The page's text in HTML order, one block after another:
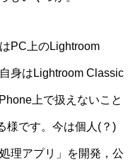
PC上のLightroom
身はLightroom Classic
上で扱えないこと
様です。今は個人(？)
理アプリ」を開発，公